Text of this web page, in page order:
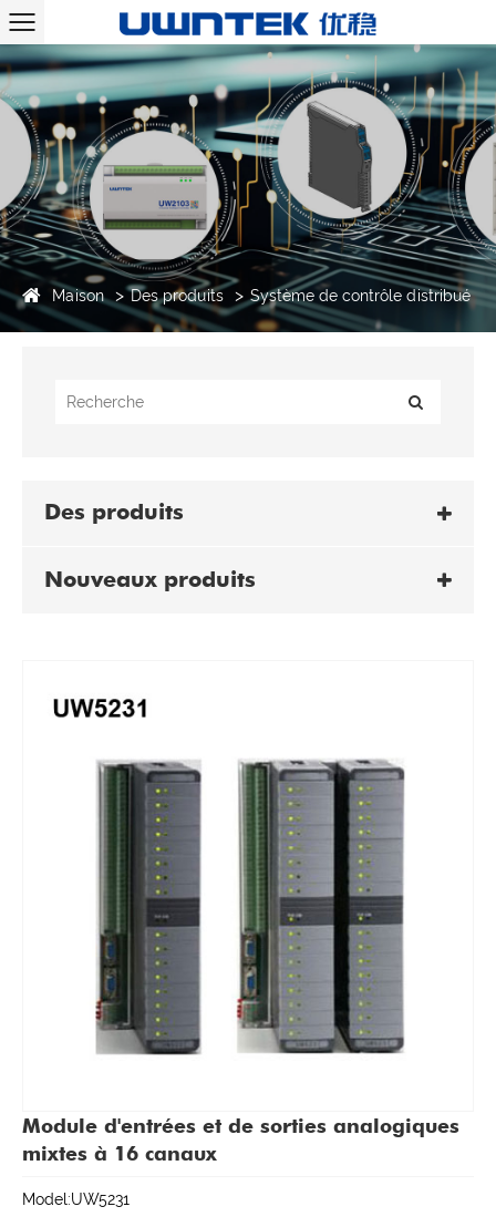
Maison Des produits Système de contrôle distribué
Des produits
Nouveaux produits
Module d'entrées et de sorties analogiques
mixtes à 16 canaux
Model:UW5231